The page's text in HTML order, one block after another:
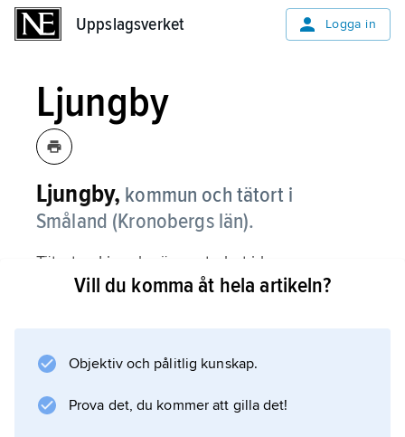
Uppslagsverket Logga in
Ljungby
Ljungby, kommun och tätort i
Småland (Kronobergs län).
Tätorten Ljungby är centralort i kommunen
med samma namn.
Tätorten
Vill du komma åt hela artikeln?
Objektiv och pålitlig kunskap.
Prova det, du kommer att gilla det!